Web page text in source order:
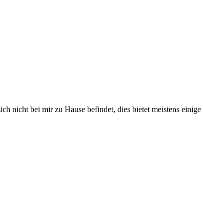
nicht bei mir zu Hause befindet, dies bietet meistens